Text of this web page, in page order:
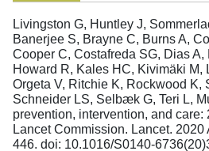
Livingston G, Huntley J,
Banerjee S, Brayne C, Burns A,
Cooper C, Costafreda SG, Dias A,
Howard R, Kales HC, Kivimäki M,
Orgeta V, Ritchie K, Rockwood K,
Schneider LS, Selbæk G, Teri L,
prevention, intervention, and care:
Lancet Commission. Lancet.
446. doi: 10.1016/S0140-